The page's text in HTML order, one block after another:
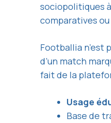
sociopolitiques
comparatives
Footballia n’est
d’un match
fait de la
Usage
Base de